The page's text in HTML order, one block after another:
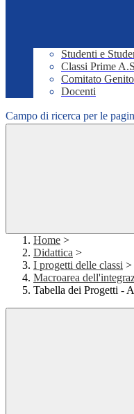
Studenti e
Classi Prime
Comitato
Docenti
Campo di ricerca per le
Home >
Didattica >
I progetti delle classi >
Macroarea
Tabella dei Progetti -